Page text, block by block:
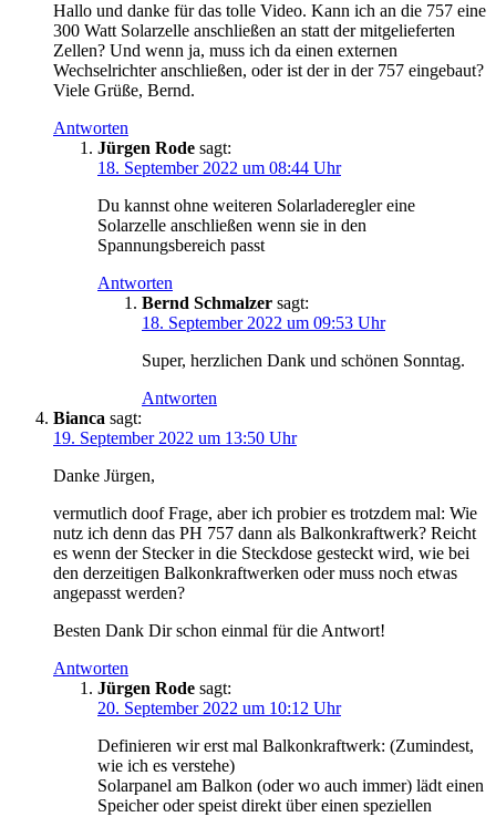
Hallo und danke für das tolle Video. Kann ich an die 757 eine
300 Watt Solarzelle anschließen an statt der mitgelieferten
Zellen? Und wenn ja, muss ich da einen externen
Wechselrichter anschließen, oder ist der in der 757 eingebaut?
Viele Grüße, Bernd.
Antworten
Jürgen Rode sagt:
18. September 2022 um 08:44 Uhr
Du kannst ohne weiteren Solarladeregler eine
Solarzelle anschließen wenn sie in den
Spannungsbereich passt
Antworten
Bernd Schmalzer sagt:
18. September 2022 um 09:53 Uhr
Super, herzlichen Dank und schönen Sonntag.
Antworten
Bianca sagt:
19. September 2022 um 13:50 Uhr
Danke Jürgen,
vermutlich doof Frage, aber ich probier es trotzdem mal: Wie
nutz ich denn das PH 757 dann als Balkonkraftwerk? Reicht
es wenn der Stecker in die Steckdose gesteckt wird, wie bei
den derzeitigen Balkonkraftwerken oder muss noch etwas
angepasst werden?
Besten Dank Dir schon einmal für die Antwort!
Antworten
Jürgen Rode sagt:
20. September 2022 um 10:12 Uhr
Definieren wir erst mal Balkonkraftwerk: (Zumindest,
wie ich es verstehe)
Solarpanel am Balkon (oder wo auch immer) lädt einen
Speicher oder speist direkt über einen speziellen